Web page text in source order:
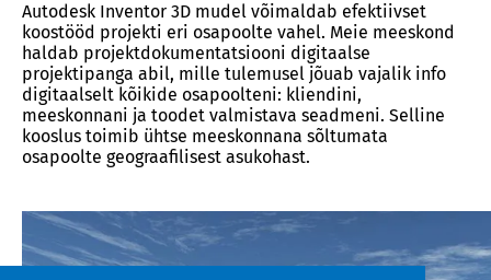
Autodesk Inventor 3D mudel võimaldab efektiivset
koostööd projekti eri osapoolte vahel. Meie meeskond
haldab projektdokumentatsiooni digitaalse
projektipanga abil, mille tulemusel jõuab vajalik info
digitaalselt kõikide osapoolteni: kliendini,
meeskonnani ja toodet valmistava seadmeni. Selline
kooslus toimib ühtse meeskonnana sõltumata
osapoolte geograafilisest asukohast.